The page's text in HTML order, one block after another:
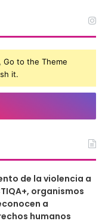
Go to the Theme
it.
de la violencia a
organismos
a
humanos